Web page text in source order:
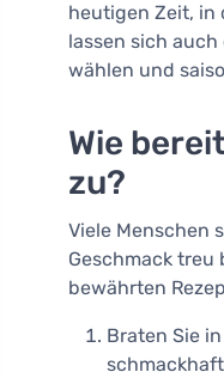
heutigen Zeit, in
lassen sich
wählen und
Wie
zu?
Viele Menschen
Geschmack
bewährten
Braten Sie